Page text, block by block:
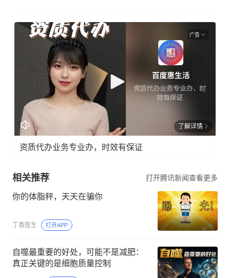
广告
了解详情
资质代办业务专业办，时效有保证
相关推荐 打开腾讯新闻查看更多
你的体脂秤，天天在骗你
丁香医生 打开APP
自噬最重要的好处，可能不是减肥：
真正关键的是细胞质量控制